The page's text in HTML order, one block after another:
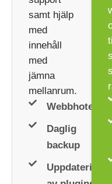
samt hjälp
med
innehåll
med
jämna
mellanrum.
Webbhotell
Daglig
backup
Uppdatering